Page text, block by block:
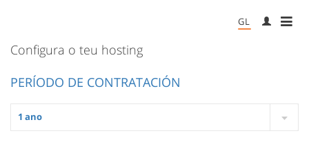
GL
Configura o teu hosting
PERÍODO DE CONTRATACIÓN